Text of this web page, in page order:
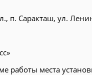
п. Саракташ, ул.
работы места